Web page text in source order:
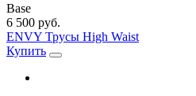
Base
6 500 руб.
ENVY Трусы High Waist
Купить